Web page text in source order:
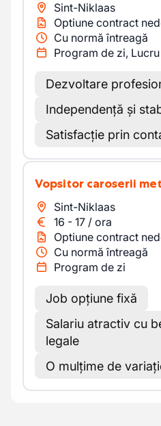
Sint-Niklaas
Optiune contract
Cu normă întreagă
Program de zi,
Dezvoltare
Independență și
Satisfacție prin
Vopsitor caroserii
Sint-Niklaas
16 - 17 / ora
Optiune contract
Cu normă întreagă
Program de zi
Job opțiune fixă
Salariu atractiv cu
legale
O mulțime de